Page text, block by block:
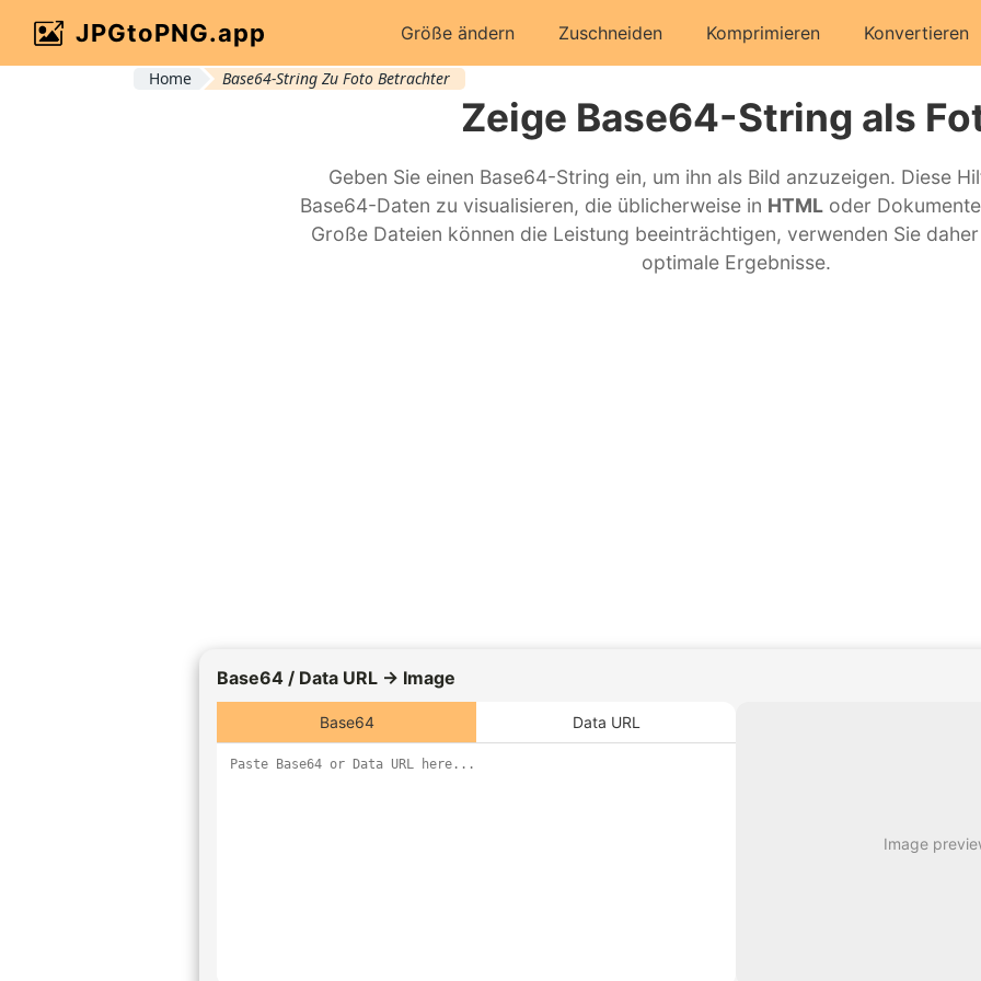
JPGtoPNG.app Größe ändern Zuschneiden Komprimieren Konvertieren
Home Base64-String Zu Foto Betrachter
Zeige Base64-String als
Geben Sie einen Base64-String ein, um ihn als Bild anzuzeigen. Diese
Base64-Daten zu visualisieren, die üblicherweise in HTMLoder
Große Dateien können die Leistung beeinträchtigen, verwenden Sie
optimale Ergebnisse.
Base64 / Data URL → Image
Base64 Data URL
Image